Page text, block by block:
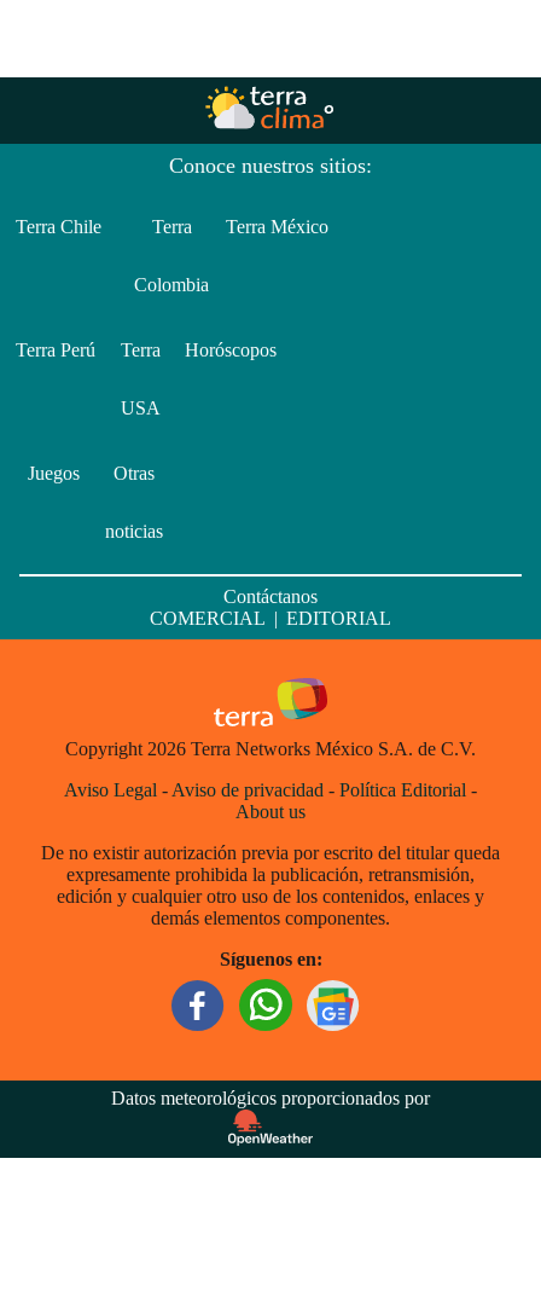
Conoce nuestros sitios:
Terra Chile Terra
Colombia
Terra México
Terra Perú Terra
USA
Horóscopos
Juegos Otras
noticias
Contáctanos
COMERCIAL | EDITORIAL
Copyright 2026 Terra Networks México S.A. de C.V.
Aviso Legal - Aviso de privacidad - Política Editorial -
About us
De no existir autorización previa por escrito del titular queda
expresamente prohibida la publicación, retransmisión,
edición y cualquier otro uso de los contenidos, enlaces y
demás elementos componentes.
Síguenos en:
Datos meteorológicos proporcionados por